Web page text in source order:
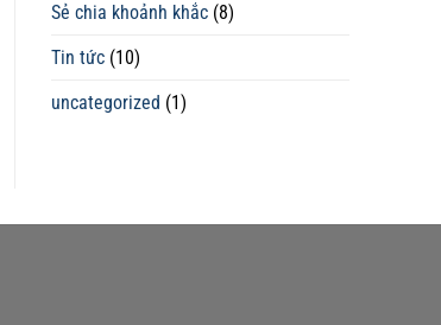
Sẻ chia khoảnh khắc(8)
Tin tức(10)
uncategorized (1)